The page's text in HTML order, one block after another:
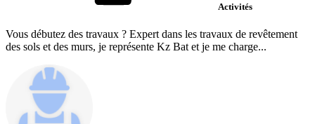
Activités
Vous débutez des travaux ? Expert dans les travaux de revêtement
des sols et des murs, je représente Kz Bat et je me charge...